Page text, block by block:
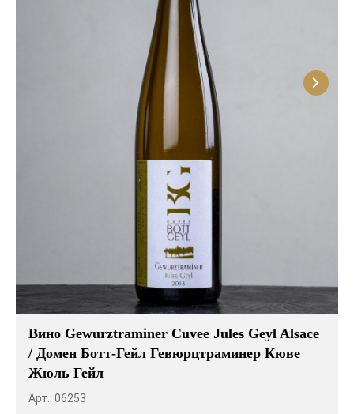
Вино Gewurztraminer Cuvee Jules Geyl Alsace
/ Домен Ботт-Гейл Гевюрцтраминер Кюве
Жюль Гейл
Арт.: 06253